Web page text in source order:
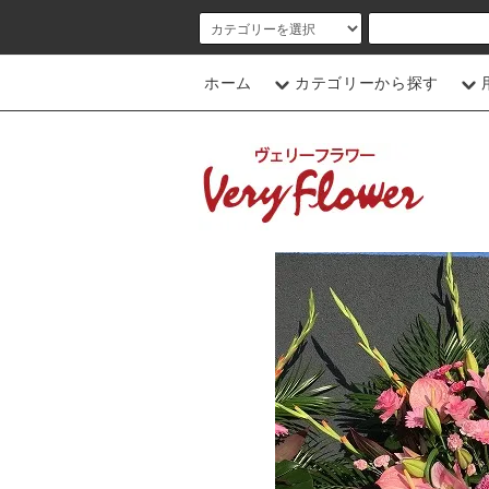
ホーム カテゴリーから探す